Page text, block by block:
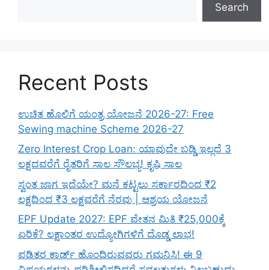
Search
Recent Posts
ಉಚಿತ ಹೊಲಿಗೆ ಯಂತ್ರ ಯೋಜನೆ 2026-27: Free
Sewing machine Scheme 2026-27
Zero Interest Crop Loan: ಯಾವುದೇ ಬಡ್ಡಿ ಇಲ್ಲದೆ 3
ಲಕ್ಷದವರೆಗೆ ರೈತರಿಗೆ ಸಾಲ ಸೌಲಭ್ಯ! ಕೃಷಿ ಸಾಲ
ಸ್ವಂತ ಜಾಗ ಇದೆಯೇ? ಮನೆ ಕಟ್ಟಲು ಸರ್ಕಾರದಿಂದ ₹2
ಲಕ್ಷದಿಂದ ₹3 ಲಕ್ಷವರೆಗೆ ನೆರವು | ಆಶ್ರಯ ಯೋಜನೆ
EPF Update 2027: EPF ವೇತನ ಮಿತಿ ₹25,000ಕ್ಕೆ
ಏರಿಕೆ? ಲಕ್ಷಾಂತರ ಉದ್ಯೋಗಿಗಳಿಗೆ ದೊಡ್ಡ ಲಾಭ!
ಪಡಿತರ ಕಾರ್ಡ್ ಹೊಂದಿರುವವರು ಗಮನಿಸಿ! ಈ 9